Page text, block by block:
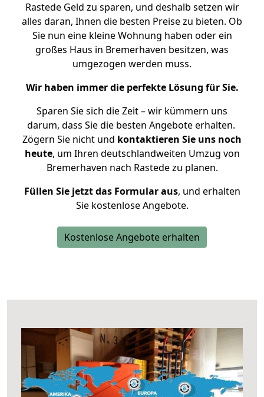
Rastede Geld zu sparen, und deshalb setzen wir
alles daran, Ihnen die besten Preise zu bieten. Ob
Sie nun eine kleine Wohnung haben oder ein
großes Haus in Bremerhaven besitzen, was
umgezogen werden muss.
Wir haben immer die perfekte Lösung für Sie.
Sparen Sie sich die Zeit – wir kümmern uns
darum, dass Sie die besten Angebote erhalten.
Zögern Sie nicht und kontaktieren Sie uns noch
heute, um Ihren deutschlandweiten Umzug von
Bremerhaven nach Rastede zu planen.
Füllen Sie jetzt das Formular aus, und erhalten
Sie kostenlose Angebote.
Kostenlose Angebote erhalten